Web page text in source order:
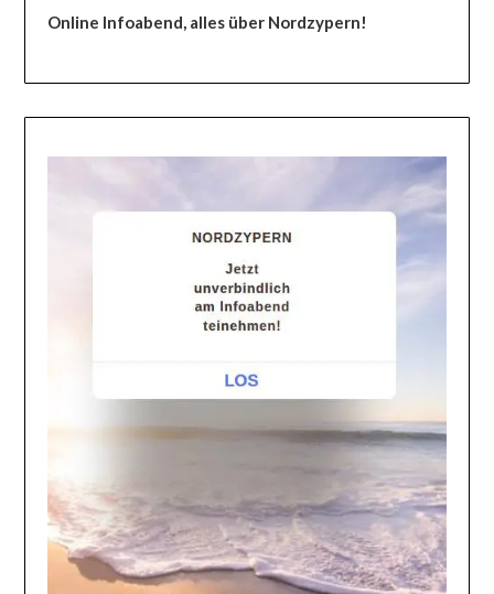
Online Infoabend, alles über Nordzypern!